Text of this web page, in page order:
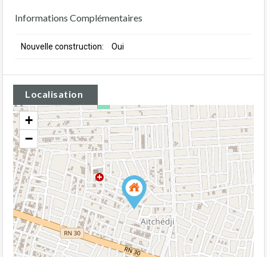
Informations Complémentaires
Nouvelle construction: Oui
Localisation
+
−